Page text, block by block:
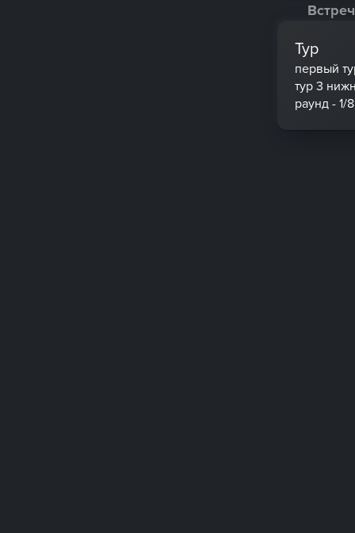
Тур
первый
тур 3
раунд - 1/8